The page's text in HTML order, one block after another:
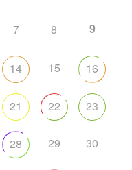
7 8 9
14 15 16
21 22 23
28 29 30